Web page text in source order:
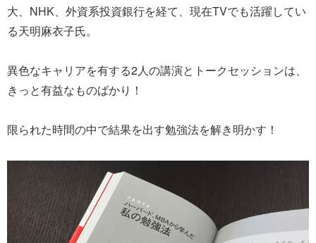
大、NHK、外資系投資銀行を経て、現在TVでも活躍してい
る天明麻衣子氏。
異色なキャリアを有する2人の講演とトークセッションは、
きっと有益なものばかり！
限られた時間の中で結果を出す勉強法を解き明かす！